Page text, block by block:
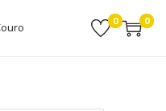
0 0